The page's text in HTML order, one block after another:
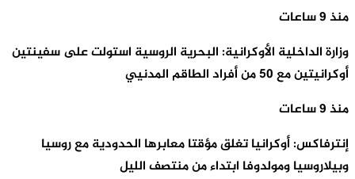
منذ 9 ساعات
وزارة الداخلية الأوكرانية: البحرية الروسية استولت على سفينتين
أوكرانيتين مع 50 من أفراد الطاقم المدنيي
منذ 9 ساعات
إنترفاكس: أوكرانيا تغلق مؤقتا معابرها الحدودية مع روسيا
وبيلاروسيا ومولدوفا ابتداء من منتصف الليل